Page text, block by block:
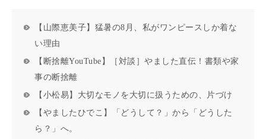
【山際恵美子】猛暑の8月、私がワンピースしか着な
い理由
【断捨離YouTube】［対談］やました直伝！書類や家
事の断捨離
【小松易】大切なモノを大切に扱うための、片づけ
【やましたひでこ】「どうして？」から「どうした
ら？」へ。